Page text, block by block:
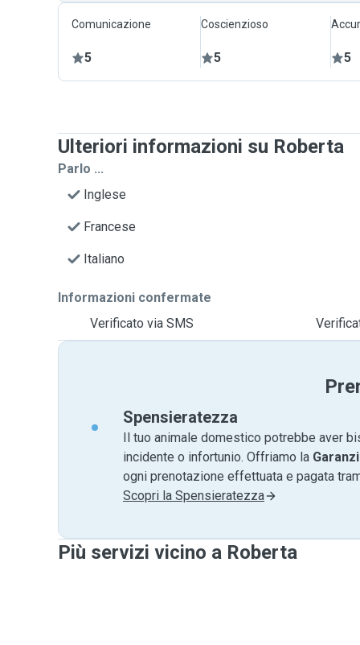
Comunicazione
5
Coscienzioso
5 5
Ulteriori informazioni su Roberta
Parlo ...
Inglese
Francese
Italiano
Informazioni confermate
Verificato via SMS
Spensieratezza
Il tuo animale domestico potrebbe aver
incidente o infortunio. Offriamo la
ogni prenotazione effettuata e pagata
Scopri la Spensieratezza
Più servizi vicino a Roberta